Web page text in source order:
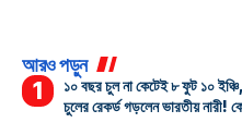
আরও পড়ুন
১০ বছর চুল না কেটেই ৮ ফুট ১০
চুলের রেকর্ড গড়লেন ভারতীয় নারী!